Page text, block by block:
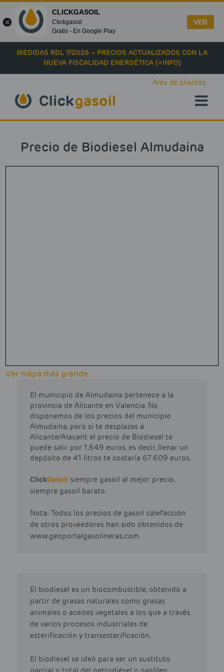
Skip to main content
MEDIDAS RDL 7/2026 – PRECIOS ACTUALIZADOS CON LA
NUEVA FISCALIDAD ENERGÉTICA (+INFO)
Área de clientes
Precio de Biodiesel Almudaina
Ver mapa más grande
El municipio de Almudaina pertenece a la
provincia de Alicante en Valencia. No
disponemos de los precios del municipio
Almudaina, pero si te desplazas a
Alicante/Alacant el precio de Biodiesel te
puede salir por 1.649 euros, es decir, llenar un
depósito de 41 litros te costaría 67.609 euros.
ClickGasoil siempre gasoil al mejor precio,
siempre gasoil barato.
Nota: Todos los precios de gasoil calefacción
de otros proveedores han sido obtenidos de
www.geoportalgasolineras.com.
El biodiesel es un biocombustible, obtenido a
partir de grasas naturales como grasas
animales o aceites vegetales a los que a través
de varios procesos industriales de
esterificación y transesterificación.
El biodiesel se ideó para ser un sustituto
CLICKGASOIL
Clickgasoil
Gratis - En Google Play
VER